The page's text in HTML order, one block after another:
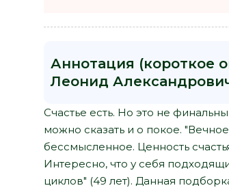
Аннотация (короткое
Леонид
Счастье есть. Но это не
можно сказать и о покое.
бессмысленное. Ценность
Интересно, что у себя
циклов" (49 лет). Данная